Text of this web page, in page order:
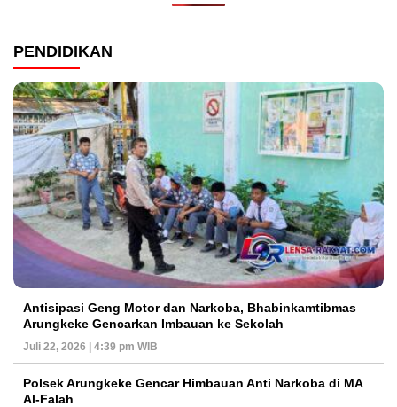
PENDIDIKAN
Antisipasi Geng Motor dan Narkoba, Bhabinkamtibmas
Arungkeke Gencarkan Imbauan ke Sekolah
Juli 22, 2026 | 4:39 pm WIB
Polsek Arungkeke Gencar Himbauan Anti Narkoba di MA
Al-Falah